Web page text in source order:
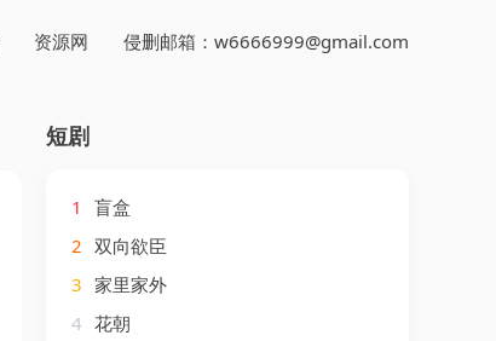
资源网 侵删邮箱：w6666999@gmail.com
短剧
1
盲盒
2 双向欲臣
3 家里家外
4 花朝